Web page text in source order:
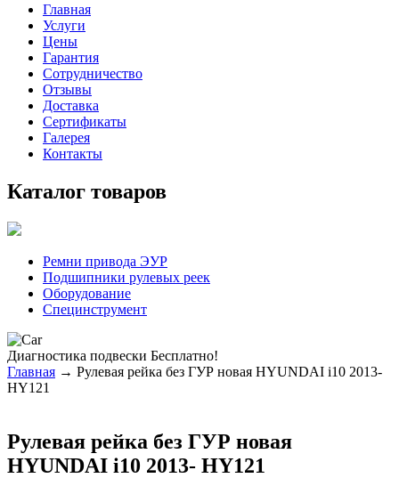
Главная
Услуги
Цены
Гарантия
Сотрудничество
Отзывы
Доставка
Сертификаты
Галерея
Контакты
Каталог товаров
Ремни привода ЭУР
Подшипники рулевых реек
Оборудование
Специнструмент
Диагностика подвески Бесплатно!
Главная → Рулевая рейка без ГУР новая HYUNDAI i10 2013-
HY121
Рулевая рейка без ГУР новая
HYUNDAI i10 2013- HY121